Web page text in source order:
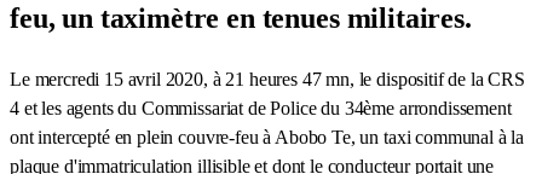
feu, un taximètre en tenues militaires.
Le mercredi 15 avril 2020, à 21 heures 47 mn, le dispositif de la CRS
4 et les agents du Commissariat de Police du 34ème arrondissement
ont intercepté en plein couvre-feu à Abobo Te, un taxi communal à la
plaque d'immatriculation illisible et dont le conducteur portait une